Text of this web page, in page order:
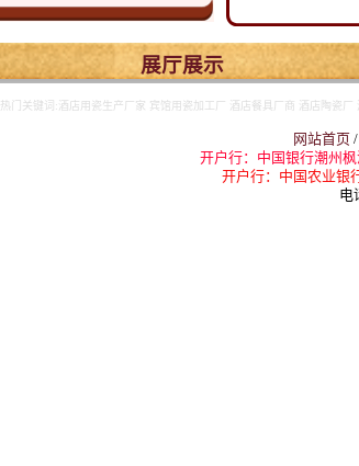
展厅展示
热门关键词:酒店用瓷生产厂家 宾馆用瓷加工厂 酒店餐具厂商 酒店陶瓷
网站首页 /
开户行：中国银行潮州
开户行：中国农业银
电